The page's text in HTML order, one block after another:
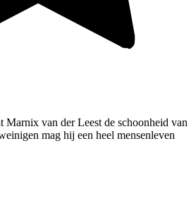
Marnix van der Leest de schoonheid van
mag hij een heel mensenleven